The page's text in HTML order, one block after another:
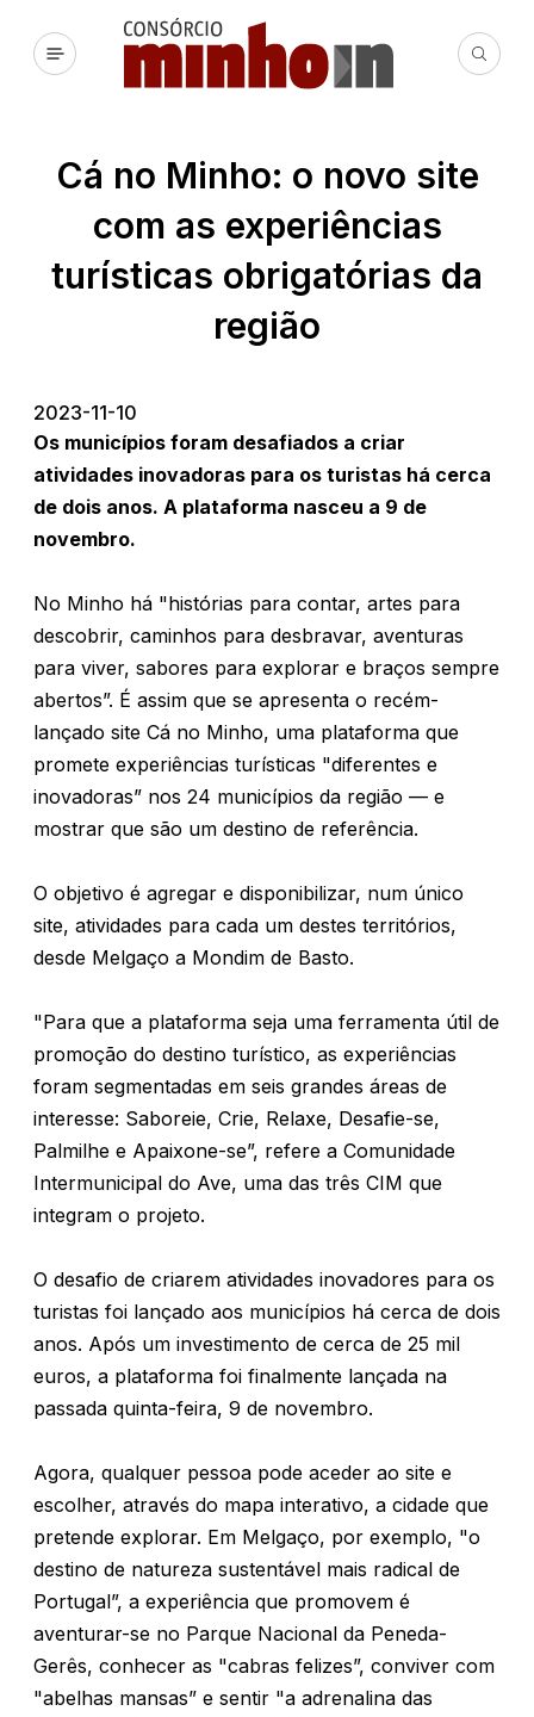
Cá no Minho: o novo site
com as experiências
turísticas obrigatórias da
região
2023-11-10
Os municípios foram desafiados a criar
atividades inovadoras para os turistas há cerca
de dois anos. A plataforma nasceu a 9 de
novembro.
No Minho há "histórias para contar, artes para
descobrir, caminhos para desbravar, aventuras
para viver, sabores para explorar e braços sempre
abertos”. É assim que se apresenta o recém-
lançado site Cá no Minho, uma plataforma que
promete experiências turísticas "diferentes e
inovadoras” nos 24 municípios da região — e
mostrar que são um destino de referência.
O objetivo é agregar e disponibilizar, num único
site, atividades para cada um destes territórios,
desde Melgaço a Mondim de Basto.
"Para que a plataforma seja uma ferramenta útil de
promoção do destino turístico, as experiências
foram segmentadas em seis grandes áreas de
interesse: Saboreie, Crie, Relaxe, Desafie-se,
Palmilhe e Apaixone-se”, refere a Comunidade
Intermunicipal do Ave, uma das três CIM que
integram o projeto.
O desafio de criarem atividades inovadores para os
turistas foi lançado aos municípios há cerca de dois
anos. Após um investimento de cerca de 25 mil
euros, a plataforma foi finalmente lançada na
passada quinta-feira, 9 de novembro.
Agora, qualquer pessoa pode aceder ao site e
escolher, através do mapa interativo, a cidade que
pretende explorar. Em Melgaço, por exemplo, "o
destino de natureza sustentável mais radical de
Portugal”, a experiência que promovem é
aventurar-se no Parque Nacional da Peneda-
Gerês, conhecer as "cabras felizes”, conviver com
"abelhas mansas” e sentir "a adrenalina das